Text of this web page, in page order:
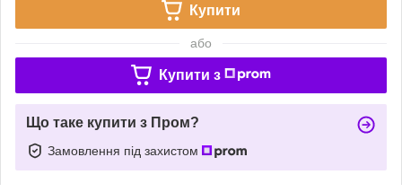
Купити
або
Купити з
Що таке купити з Пром?
Замовлення під захистом